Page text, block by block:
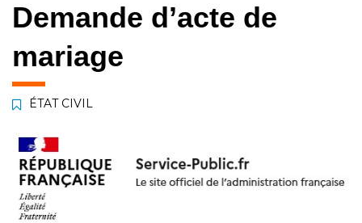
Demande d’acte de
mariage
ÉTAT CIVIL